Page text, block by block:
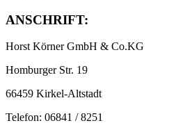
ANSCHRIFT:
Horst Körner GmbH & Co.KG
Homburger Str. 19
66459 Kirkel-Altstadt
Telefon: 06841 / 8251